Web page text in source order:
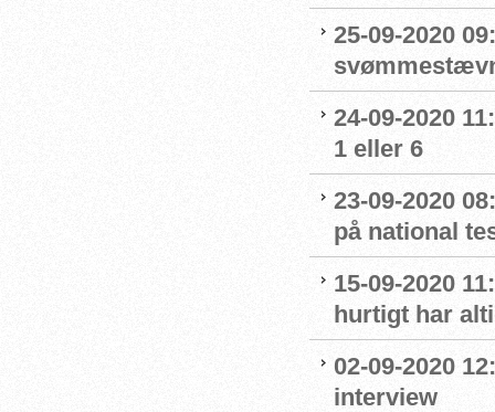
25-09-2020
24-09-2020
1 eller 6
23-09-2020
på national
15-09-2020
hurtigt har
02-09-2020
interview